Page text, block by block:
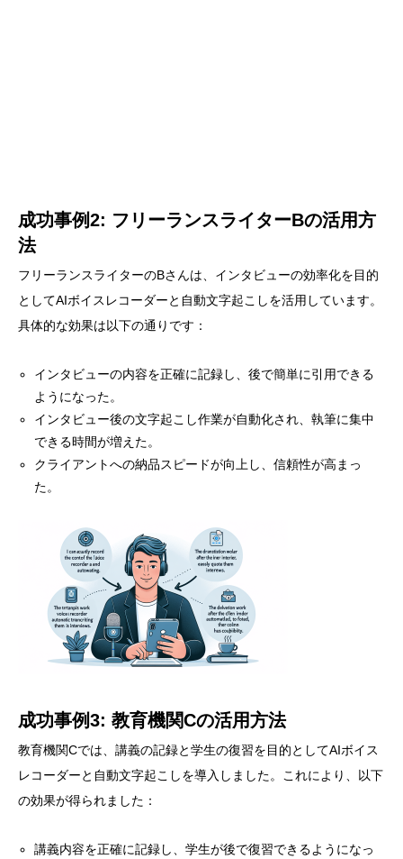
成功事例2: フリーランスライターBの活用方
法
フリーランスライターのBさんは、インタビューの効率化を目的
としてAIボイスレコーダーと自動文字起こしを活用しています。
具体的な効果は以下の通りです：
インタビューの内容を正確に記録し、後で簡単に引用できる
ようになった。
インタビュー後の文字起こし作業が自動化され、執筆に集中
できる時間が増えた。
クライアントへの納品スピードが向上し、信頼性が高まっ
た。
成功事例3: 教育機関Cの活用方法
教育機関Cでは、講義の記録と学生の復習を目的としてAIボイス
レコーダーと自動文字起こしを導入しました。これにより、以下
の効果が得られました：
講義内容を正確に記録し、学生が後で復習できるようになっ